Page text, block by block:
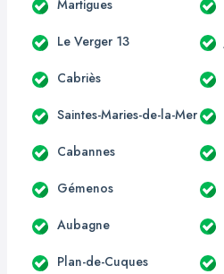
Martigues
Le Verger 13
Cabriès
Saintes-Maries-de-la-Mer
Cabannes
Gémenos
Aubagne
Plan-de-Cuques